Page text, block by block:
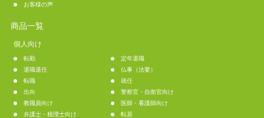
お客様の声
商品一覧
個人向け
転勤
定年退職
退職退任
仏事（法要）
転職
就任
出向
警察官・自衛官向け
教職員向け
医師・看護師向け
弁護士・税理士向け
転居